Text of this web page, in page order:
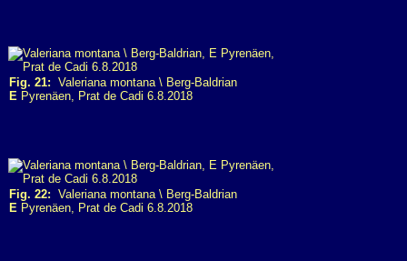
Fig. 21: Valeriana montana \ Berg-Baldrian
E Pyrenäen, Prat de Cadi 6.8.2018
Fig. 22: Valeriana montana \ Berg-Baldrian
E Pyrenäen, Prat de Cadi 6.8.2018